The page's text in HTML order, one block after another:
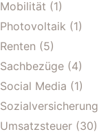
Mobilität (1)
Photovoltaik (1)
Renten (5)
Sachbezüge (4)
Social Media (1)
Sozialversicherung
Umsatzsteuer (30)